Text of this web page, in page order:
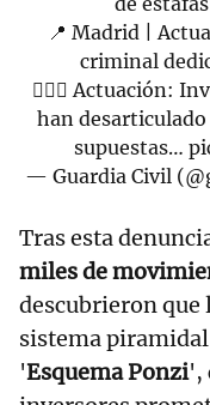
📍 Madrid |
criminal
👮🏻‍♂️ Actuación:
han
supuestas…
— Guardia Civil
Tras esta
miles de
descubrieron
sistema
'Esquema Ponzi',